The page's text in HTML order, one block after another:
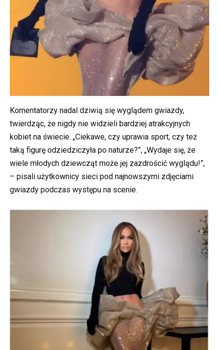
Komentatorzy nadal dziwią się wyglądem gwiazdy,
twierdząc, że nigdy nie widzieli bardziej atrakcyjnych
kobiet na świecie. „Ciekawe, czy uprawia sport, czy też
taką figurę odziedziczyła po naturze?”, „Wydaje się, że
wiele młodych dziewcząt może jej zazdrościć wyglądu!”,
– pisali użytkownicy sieci pod najnowszymi zdjęciami
gwiazdy podczas występu na scenie.